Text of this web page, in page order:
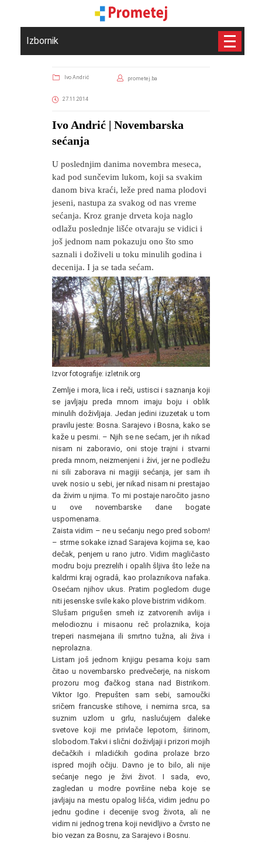
Izbornik
Ivo Andrić prometej.ba
27.11.2014
Ivo Andrić | Novembarska
sećanja
U poslednjim danima novembra meseca,
kad pod sunčevim lukom, koji sa svakim
danom biva kraći, leže pred nama plodovi
jeseni, nastupa za svakog od nas vreme
sećanja. Kroz granje drveta koja naglo
odlažu poslednje lišće otvaraju se vidici i
još jednom nam pokazuju ono što smo
saznali i doživeli u toku minulih godina i
decenija. I ja se tada sećam.
Izvor fotografije: izletnik.org
Zemlje i mora, lica i reči, ustisci i saznanja koji
se javljaju preda mnom imaju boju i oblik
minulih doživljaja. Jedan jedini izuzetak u tom
pravilu jeste: Bosna. Sarajevo i Bosna, kako se
kaže u pesmi. – Njih se ne sećam, jer ih nikad
nisam ni zaboravio, oni stoje trajni i stvarni
preda mnom, neizmenjeni i živi, jer ne podležu
ni sili zaborava ni magiji sećanja, jer sam ih
uvek nosio u sebi, jer nikad nisam ni prestajao
da živim u njima. To mi postaje naročito jasno
u ove novembarske dane bogate
uspomenama.
Zaista vidim – ne u sećanju nego pred sobom!
– strme sokake iznad Sarajeva kojima se, kao
dečak, penjem u rano jutro. Vidim magličasto
modru boju prezrelih i opalih šljiva što leže na
kaldrmi kraj ogradâ, kao prolaznikova nafaka.
Osećam njihov ukus. Pratim pogledom duge
niti jesenske svile kako plove bistrim vidikom.
Slušam prigušen smeh iz zatvorenih avlija i
melodioznu i misaonu reč prolaznika, koja
treperi nasmejana ili smrtno tužna, ali živa i
neprolazna.
Listam još jednom knjigu pesama koju sam
čitao u novembarsko predvečerje, na niskom
prozoru mog đačkog stana nad Bistrikom.
Viktor Igo. Prepušten sam sebi, samoučki
sričem francuske stihove, i nemirna srca, sa
suznim uzlom u grlu, naslućujem daleke
svetove koji me privlače lepotom, širinom,
slobodom.Takvi i slični doživljaji i prizori mojih
dečačkih i mladićkih godina prolaze brzo
ispred mojih očiju. Davno je to bilo, ali nije
sećanje nego je živi život. I sada, evo,
zagledan u modre površine neba koje se
javljaju na mestu opalog lišća, vidim jednu po
jednu godine i decenije svog života, ali ne
vidim ni jednog trena koji nevidljivo a čvrsto ne
bio vezan za Bosnu, za Sarajevo i Bosnu.